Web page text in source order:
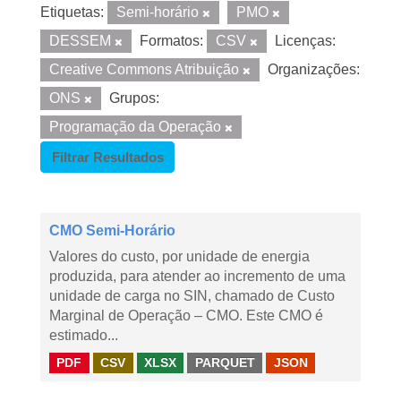
Etiquetas: Semi-horário
PMO
DESSEM
Formatos: CSV
Licenças:
Creative Commons Atribuição
Organizações:
ONS
Grupos:
Programação da Operação
Filtrar Resultados
CMO Semi-Horário
Valores do custo, por unidade de energia
produzida, para atender ao incremento de uma
unidade de carga no SIN, chamado de Custo
Marginal de Operação – CMO. Este CMO é
estimado...
PDF CSV XLSX PARQUET JSON